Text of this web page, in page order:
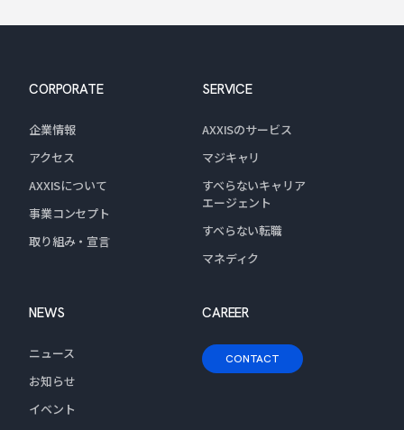
CORPORATE
企業情報
アクセス
AXXISについて
事業コンセプト
取り組み・宣言
SERVICE
AXXISのサービス
マジキャリ
すべらないキャリア
エージェント
すべらない転職
マネディク
NEWS
ニュース
お知らせ
イベント
CAREER
CONTACT